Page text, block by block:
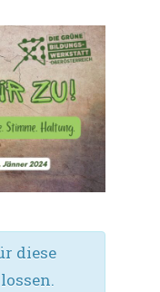
diese